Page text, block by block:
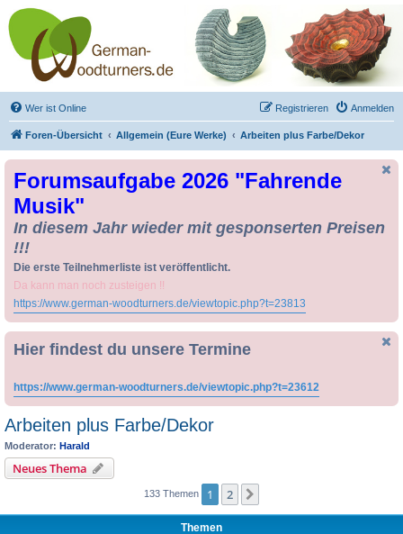
Drechseln und
Kunsthandwerk -
German-Woodturners
*Forum Sauerland*
Der Treffpunkt für Drechsler und Freunde des Kunsthandwerks
Wer ist Online Anmelden
Registrieren
Foren-Übersicht Allgemein (Eure Werke) Arbeiten plus Farbe/Dekor
Forumsaufgabe 2026 "Fahrende
Musik"
In diesem Jahr wieder mit gesponserten Preisen
!!!
Die erste Teilnehmerliste ist veröffentlicht.
Da kann man noch zusteigen !!
https://www.german-woodturners.de/viewtopic.php?t=23813
Hier findest du unsere Termine
https://www.german-woodturners.de/viewtopic.php?t=23612
Arbeiten plus Farbe/Dekor
Moderator: Harald
Neues Thema
133 Themen 1 2
Themen